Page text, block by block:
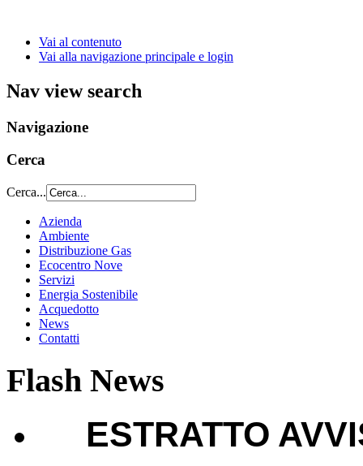
Vai al contenuto
Vai alla navigazione principale e login
Nav view search
Navigazione
Cerca
Cerca...
Azienda
Ambiente
Distribuzione Gas
Ecocentro Nove
Servizi
Energia Sostenibile
Acquedotto
News
Contatti
Flash News
ESTRATTO